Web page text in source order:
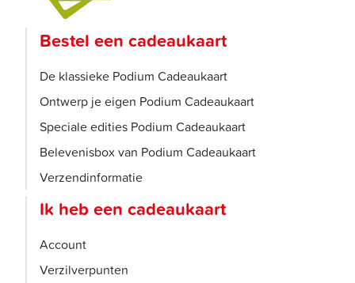
Bestel een cadeaukaart
De klassieke Podium Cadeaukaart
Ontwerp je eigen Podium Cadeaukaart
Speciale edities Podium Cadeaukaart
Belevenisbox van Podium Cadeaukaart
Verzendinformatie
Ik heb een cadeaukaart
Account
Verzilverpunten